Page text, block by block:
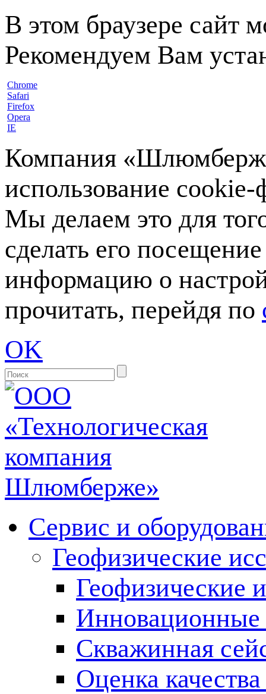
В этом браузере сайт
Рекомендуем Вам
Chrome
Safari
Firefox
Opera
IE
Компания
использование
Мы делаем это для
сделать его
информацию о
прочитать, перейдя по
OK
Сервис и
Геофизические
Геофизические
Инновационные
Скважинная
Оценка